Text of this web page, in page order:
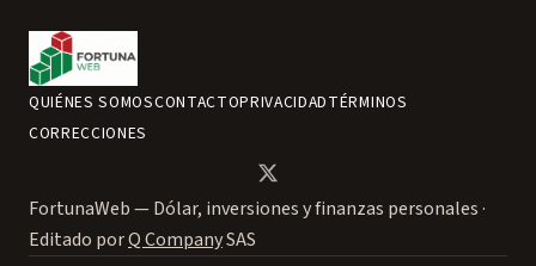
QUIÉNES SOMOSCONTACTOPRIVACIDADTÉRMINOS
CORRECCIONES
FortunaWeb — Dólar, inversiones y finanzas personales ·
Editado porQ CompanySAS